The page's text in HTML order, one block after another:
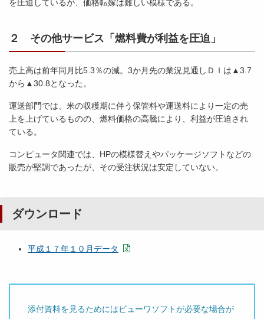
を圧迫しているが、価格転嫁は難しい模様である。
２ その他サービス「燃料費が利益を圧迫」
売上高は前年同月比5.3％の減。3か月先の業況見通しＤＩは▲3.7
から▲30.8となった。
運送部門では、米の収穫期に伴う保管料や運送料により一定の売
上を上げているものの、燃料価格の高騰により、利益が圧迫され
ている。
コンピュータ関連では、HPの模様替えやパッケージソフトなどの
販売が堅調であったが、その受注状況は安定していない。
ダウンロード
平成１７年１０月データ
添付資料を見るためにはビューワソフトが必要な場合が